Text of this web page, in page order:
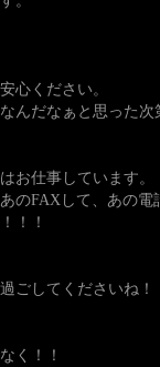
心ください。
んだなぁと思った次
お仕事しています。
のFAXして、あの
！！
ごしてくださいね！
く！！